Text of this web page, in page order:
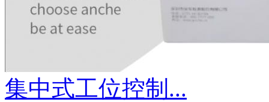
集中式工位控制...